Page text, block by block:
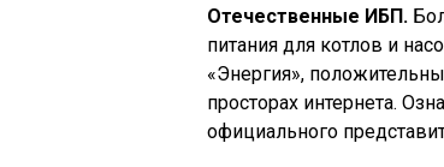
Отечественные ИБП.
питания для котлов и
«Энергия»,
просторах интернета.
официального